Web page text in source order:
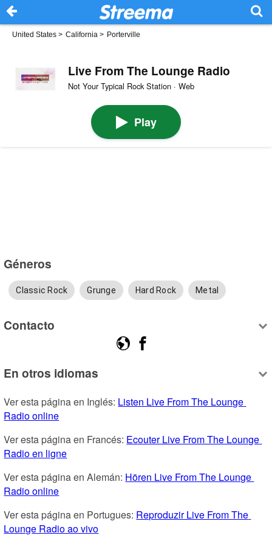
United States > California > Porterville
Live From The Lounge Radio
Not Your Typical Rock Station · Web
Play
Géneros
Classic Rock Grunge Hard Rock Metal
Contacto
En otros idiomas
Ver esta página en Inglés: Listen Live From The Lounge
Radio online
Ver esta página en Francés: Ecouter Live From The Lounge
Radio en ligne
Ver esta página en Alemán: Hören Live From The Lounge
Radio online
Ver esta página en Portugues: Reproduzir Live From The
Lounge Radio ao vivo